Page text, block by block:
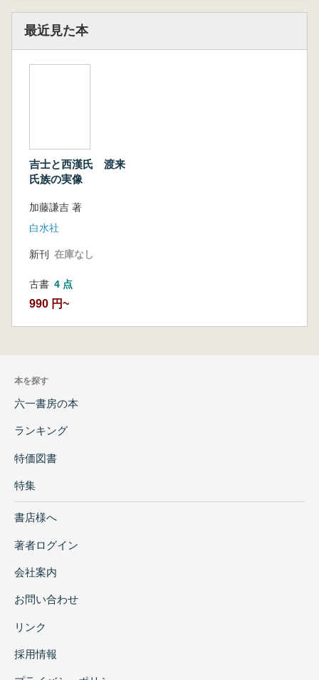
最近見た本
吉士と西漢氏 渡来
氏族の実像
加藤謙吉 著
白水社
新刊 在庫なし
古書 4 点
990 円~
本を探す
六一書房の本
ランキング
特価図書
特集
書店様へ
著者ログイン
会社案内
お問い合わせ
リンク
採用情報